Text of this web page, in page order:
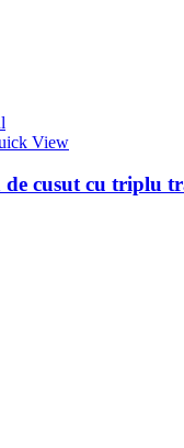
View
de cusut cu triplu